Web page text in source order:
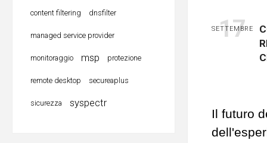
team IT
standard
•
lavoro
•
17
SETTEMBRE
Il futuro
content filtering dnsfilter
managed service provider
monitoraggio msp protezione
remote desktop secureaplus
sicurezza syspectr